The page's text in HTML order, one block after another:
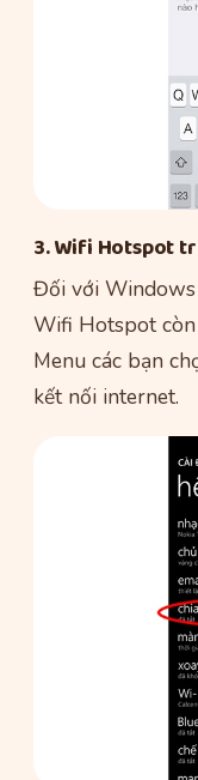
3. Wifi Hotspot
Đối với
Wifi Hotspot
Menu các bạn
kết nối internet.